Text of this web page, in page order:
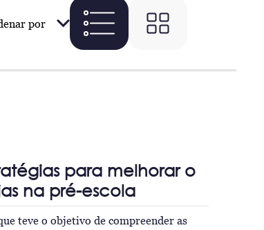
por
para melhorar o
na pré-escola
teve o objetivo de compreender as